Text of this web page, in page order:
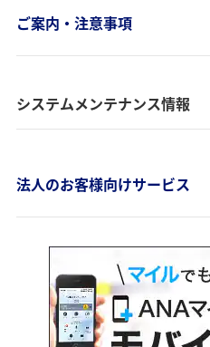
ご案内・注意事項
システムメンテナンス情報
法人のお客様向けサービス